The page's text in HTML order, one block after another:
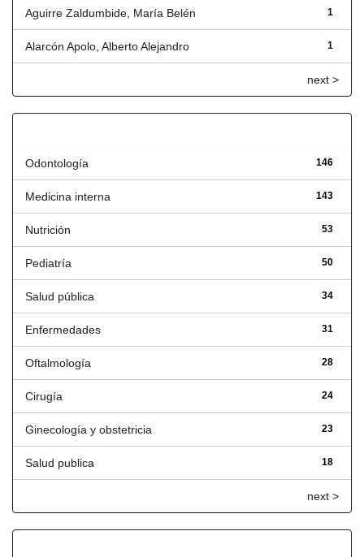
1
Aguirre Zaldumbide, María Belén
1
Alarcón Apolo, Alberto Alejandro
next >
146
Odontología
143
Medicina interna
53
Nutrición
50
Pediatría
34
Salud pública
31
Enfermedades
28
Oftalmología
24
Cirugía
23
Ginecología y obstetricia
18
Salud publica
next >